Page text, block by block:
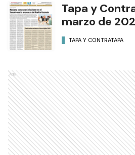
Tapa y
marzo de
TAPA Y CONTRATAPA
Ads